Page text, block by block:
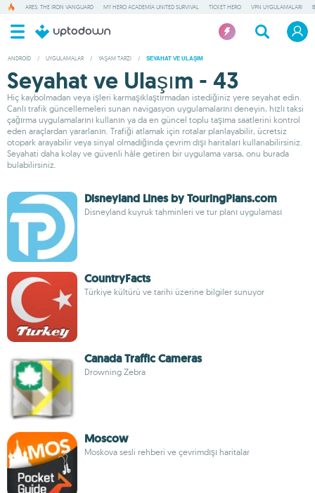
ARES: THE IRON VANGUARD MY HERO ACADEMIA UNITED SURVIVAL TICKET HERO VPN UYGULAMALARI
ANDROID / UYGULAMALAR / YAŞAM TARZI / SEYAHAT VE ULAŞIM
Seyahat ve Ulaşım - 43
Hiç kaybolmadan veya işleri karmaşıklaştırmadan istediğiniz yere seyahat edin.
Canlı trafik güncellemeleri sunan navigasyon uygulamalarını deneyin, hızlı taksi
çağırma uygulamalarını kullanın ya da en güncel toplu taşıma saatlerini kontrol
eden araçlardan yararlanın. Trafiği atlamak için rotalar planlayabilir, ücretsiz
otopark arayabilir veya sinyal olmadığında çevrim dışı haritaları kullanabilirsiniz.
Seyahati daha kolay ve güvenli hâle getiren bir uygulama varsa, onu burada
bulabilirsiniz.
Disneyland Lines by TouringPlans.com
Disneyland kuyruk tahminleri ve tur planı uygulaması
CountryFacts
Türkiye kültürü ve tarihi üzerine bilgiler sunuyor
Canada Traffic Cameras
Drowning Zebra
Moscow
Moskova sesli rehberi ve çevrimdışı haritalar